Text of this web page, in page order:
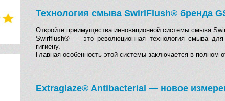
Технология смыва SwirlFlush® бренда
Откройте преимущества инновационной системы смыва
Swirlflush® — это революционная технология смыва
гигиену.
Главная особенность этой системы заключается в полном
Extraglaze® Antibacterial — новое